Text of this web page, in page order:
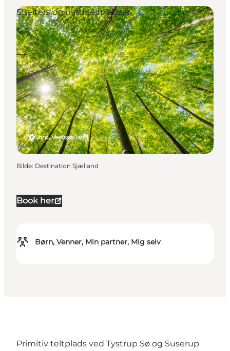
Book her
Børn, Venner, Min partner, Mig selv
Sorø, Vestsjælland
Shelters og naturlejrpladser
Bilde: Destination Sjælland
Primitiv teltplads ved Tystrup Sø og Suserup